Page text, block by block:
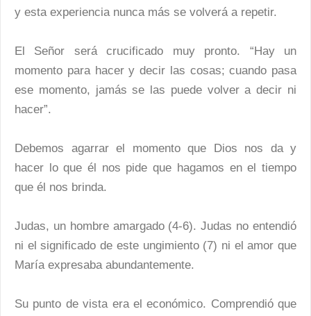
y esta experiencia nunca más se volverá a repetir.
El Señor será crucificado muy pronto. “Hay un
momento para hacer y decir las cosas; cuando pasa
ese momento, jamás se las puede volver a decir ni
hacer”.
Debemos agarrar el momento que Dios nos da y
hacer lo que él nos pide que hagamos en el tiempo
que él nos brinda.
Judas, un hombre amargado (4-6). Judas no entendió
ni el significado de este ungimiento (7) ni el amor que
María expresaba abundantemente.
Su punto de vista era el económico. Comprendió que